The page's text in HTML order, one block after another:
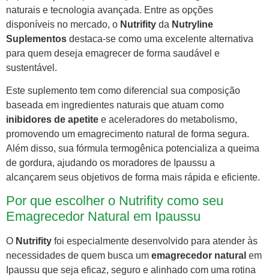
naturais e tecnologia avançada. Entre as opções
disponíveis no mercado, o Nutrifity da Nutryline
Suplementos destaca-se como uma excelente alternativa
para quem deseja emagrecer de forma saudável e
sustentável.
Este suplemento tem como diferencial sua composição
baseada em ingredientes naturais que atuam como
inibidores de apetite e aceleradores do metabolismo,
promovendo um emagrecimento natural de forma segura.
Além disso, sua fórmula termogênica potencializa a queima
de gordura, ajudando os moradores de Ipaussu a
alcançarem seus objetivos de forma mais rápida e eficiente.
Por que escolher o Nutrifity como seu
Emagrecedor Natural em Ipaussu
O Nutrifity foi especialmente desenvolvido para atender às
necessidades de quem busca um emagrecedor natural em
Ipaussu que seja eficaz, seguro e alinhado com uma rotina